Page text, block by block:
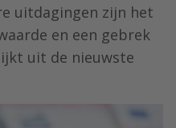
uitdagingen zijn het
en een gebrek
uit de nieuwste